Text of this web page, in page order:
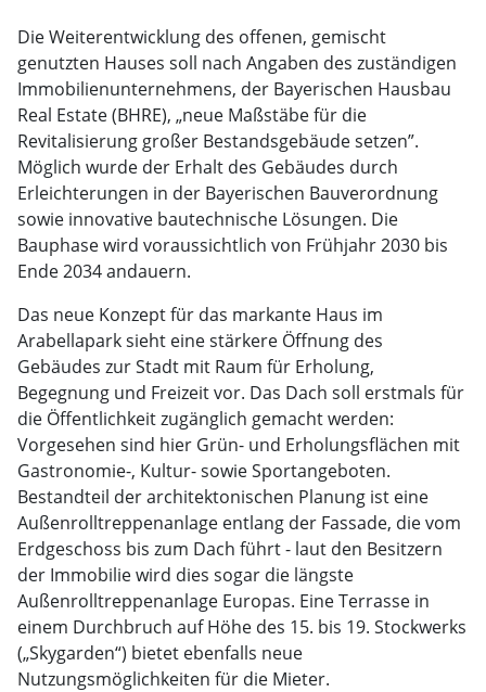
Die Weiterentwicklung des offenen, gemischt
genutzten Hauses soll nach Angaben des zuständigen
Immobilienunternehmens, der Bayerischen Hausbau
Real Estate (BHRE), „neue Maßstäbe für die
Revitalisierung großer Bestandsgebäude setzen”.
Möglich wurde der Erhalt des Gebäudes durch
Erleichterungen in der Bayerischen Bauverordnung
sowie innovative bautechnische Lösungen. Die
Bauphase wird voraussichtlich von Frühjahr 2030 bis
Ende 2034 andauern.
Das neue Konzept für das markante Haus im
Arabellapark sieht eine stärkere Öffnung des
Gebäudes zur Stadt mit Raum für Erholung,
Begegnung und Freizeit vor. Das Dach soll erstmals für
die Öffentlichkeit zugänglich gemacht werden:
Vorgesehen sind hier Grün- und Erholungsflächen mit
Gastronomie-, Kultur- sowie Sportangeboten.
Bestandteil der architektonischen Planung ist eine
Außenrolltreppenanlage entlang der Fassade, die vom
Erdgeschoss bis zum Dach führt - laut den Besitzern
der Immobilie wird dies sogar die längste
Außenrolltreppenanlage Europas. Eine Terrasse in
einem Durchbruch auf Höhe des 15. bis 19. Stockwerks
(„Skygarden“) bietet ebenfalls neue
Nutzungsmöglichkeiten für die Mieter.